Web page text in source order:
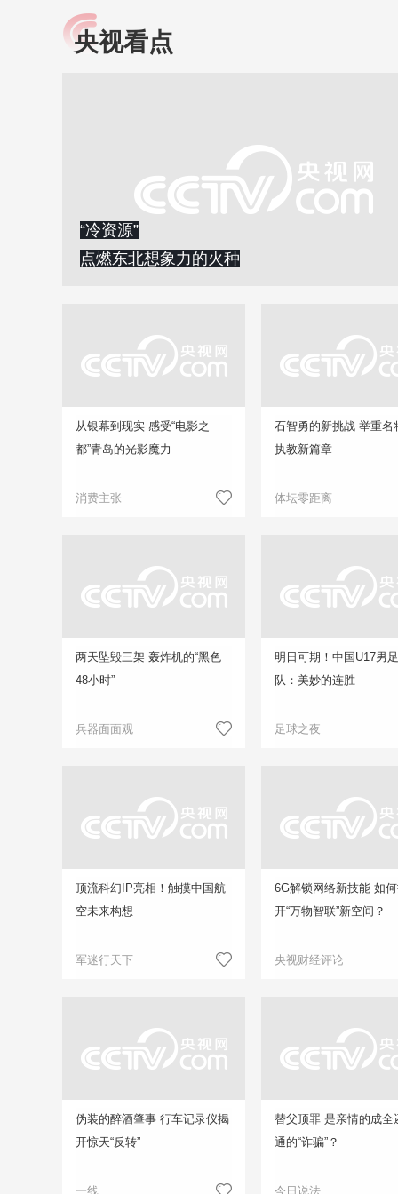
小央视频
知识！
央视看点
“冷资源”
点燃东北想象力的火种
从银幕到现实 感受“电影之
都”青岛的光影魔力
消费主张
石智勇的新挑战 举重名
执教新篇章
体坛零距离
两天坠毁三架 轰炸机的“黑色
48小时”
兵器面面观
明日可期！中国U17男
队：美妙的连胜
足球之夜
顶流科幻IP亮相！触摸中国航
空未来构想
军迷行天下
6G解锁网络新技能 如
开“万物智联”新空间？
央视财经评论
伪装的醉酒肇事 行车记录仪揭
开惊天“反转”
一线
替父顶罪 是亲情的成全
通的“诈骗”？
今日说法